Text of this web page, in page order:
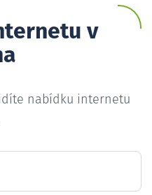
v
nabídku internetu